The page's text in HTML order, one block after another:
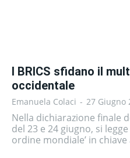
I BRICS sfidano il
occidentale
Emanuela Colaci - 27 Giugno
Nella dichiarazione finale
del 23 e 24 giugno, si
ordine mondiale’ in